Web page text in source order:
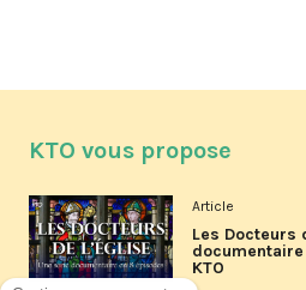
KTO vous propose
Article
Les Docteurs
KTO